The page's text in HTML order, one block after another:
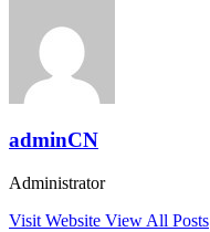
adminCN
Administrator
Visit Website View All Posts